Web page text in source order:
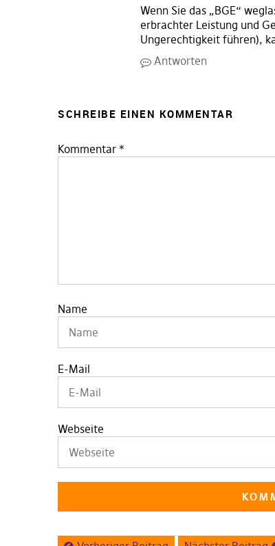
Wenn Sie das „BGE“
erbrachter Leistung und
Ungerechtigkeit führen),
Antworten
SCHREIBE EINEN KOMMENTAR
Kommentar *
Name
E-Mail
Webseite